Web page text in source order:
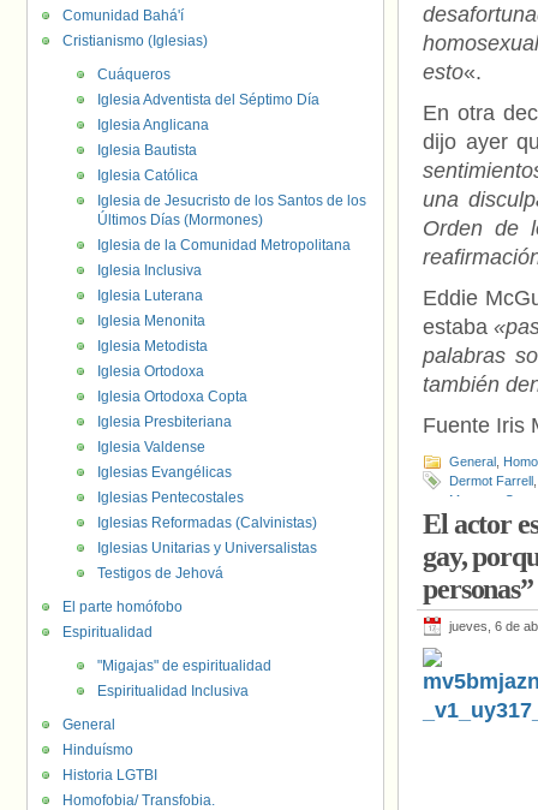
esto«.
En otra
dijo ayer
una
Orden de
Eddie
estaba
palabras
también
Fuente Iris
General
Dermot Farrell
Menores
El actor
gay,
personas”
jueves, 6 de
Comunidad Bahá'í
Cristianismo (Iglesias)
Cuáqueros
Iglesia Adventista del Séptimo Día
Iglesia Anglicana
Iglesia Bautista
Iglesia Católica
Iglesia de Jesucristo de los Santos de los
Últimos Días (Mormones)
Iglesia de la Comunidad Metropolitana
Iglesia Inclusiva
Iglesia Luterana
Iglesia Menonita
Iglesia Metodista
Iglesia Ortodoxa
Iglesia Ortodoxa Copta
Iglesia Presbiteriana
Iglesia Valdense
Iglesias Evangélicas
Iglesias Pentecostales
Iglesias Reformadas (Calvinistas)
Iglesias Unitarias y Universalistas
Testigos de Jehová
El parte homófobo
Espiritualidad
"Migajas" de espiritualidad
Espiritualidad Inclusiva
General
Hinduísmo
Historia LGTBI
Homofobia/ Transfobia.